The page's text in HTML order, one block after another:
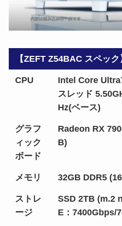
【ZEFT Z54BAC スペック
CPU
Intel Core
スレッド
Hz(ベース)
グラフ
ィック
ボード
Radeon RX
B)
メモリ 32GB DDR5
ストレ
ージ
SSD 2TB (m.2
E：7400Gbps/